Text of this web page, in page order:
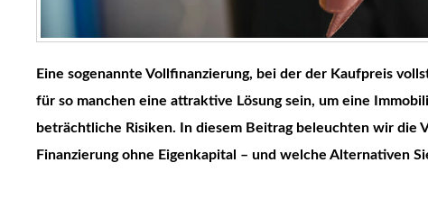
Eine sogenannte Vollfinanzierung, bei der der Kaufpreis
für so manchen eine attraktive Lösung sein, um eine
beträchtliche Risiken. In diesem Beitrag beleuchten wir die
Finanzierungohne Eigenkapital – und welche Alternativen